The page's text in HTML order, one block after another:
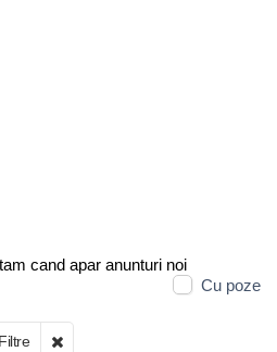
cand apar anunturi noi
Cu poze